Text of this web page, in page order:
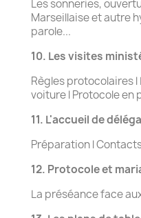
Les sonneries,
Marseillaise et autre
parole...
10. Les visites
Règles protocolaires
voiture l Protocole en
11. L'accueil de
Préparation l
12. Protocole et
La préséance face